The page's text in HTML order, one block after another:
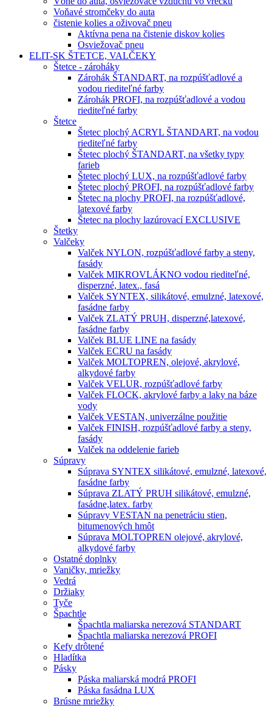
Voňavé stromčeky do auta
čistenie kolies a oživovač pneu
Aktívna pena na čistenie diskov kolies
Osviežovač pneu
ELIT-SK ŠTETCE, VALČEKY
Štetce - zároháky
Zárohák ŠTANDART, na rozpúšťadlové a
vodou riediteľné farby
Zárohák PROFI, na rozpúšťadlové a vodou
riediteľné farby
Štetce
Štetec plochý ACRYL ŠTANDART, na vodou
riediteľné farby
Štetec plochý ŠTANDART, na všetky typy
farieb
Štetec plochý LUX, na rozpúšťadlové farby
Štetec plochý PROFI, na rozpúšťadlové farby
Štetec na plochy PROFI, na rozpúšťadlové,
latexové farby
Štetec na plochy lazúrovací EXCLUSIVE
Štetky
Valčeky
Valček NYLON, rozpúšťadlové farby a steny,
fasády
Valček MIKROVLÁKNO vodou riediteľné,
disperzné, latex., fasá
Valček SYNTEX, silikátové, emulzné, latexové,
fasádne farby
Valček ZLATÝ PRUH, disperzné,latexové,
fasádne farby
Valček BLUE LINE na fasády
Valček ECRU na fasády
Valček MOLTOPREN, olejové, akrylové,
alkydové farby
Valček VELUR, rozpúšťadlové farby
Valček FLOCK, akrylové farby a laky na báze
vody
Valček VESTAN, univerzálne použitie
Valček FINISH, rozpúšťadlové farby a steny,
fasády
Valček na oddelenie farieb
Súpravy
Súprava SYNTEX silikátové, emulzné, latexové,
fasádne farby
Súprava ZLATÝ PRUH silikátové, emulzné,
fasádne,latex. farby
Súpravy VESTAN na penetráciu stien,
bitumenových hmôt
Súprava MOLTOPREN olejové, akrylové,
alkydové farby
Ostatné doplnky
Vaničky, mriežky
Vedrá
Držiaky
Tyče
Špachtle
Špachtla maliarska nerezová STANDART
Špachtla maliarska nerezová PROFI
Kefy drôtené
Hladítka
Pásky
Páska maliarská modrá PROFI
Páska fasádna LUX
Brúsne mriežky